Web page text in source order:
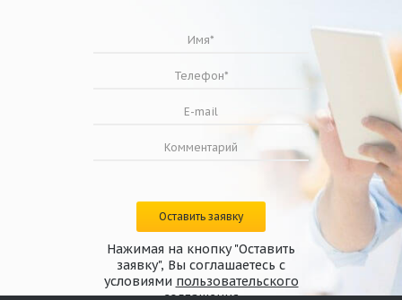
Оставить заявку
Нажимая на кнопку "Оставить
заявку", Вы соглашаетесь с
условиями пользовательского